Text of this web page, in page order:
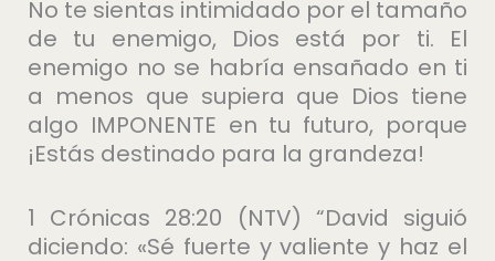
No te sientas intimidado por el tamaño
de tu enemigo, Dios está por ti. El
enemigo no se habría ensañado en ti
a menos que supiera que Dios tiene
algo IMPONENTE en tu futuro, porque
¡Estás destinado para la grandeza!
1 Crónicas 28:20 (NTV) “David siguió
diciendo: «Sé fuerte y valiente y haz el